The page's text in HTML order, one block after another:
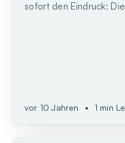
sofort den Eindruck:
vor 10 Jahren • 1 min